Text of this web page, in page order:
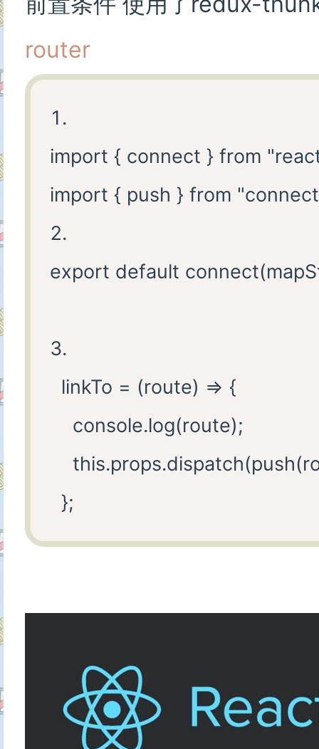
router
1.
import { connect } from
import { push } from
2.
export default
3.
linkTo = (route) => {
console.log(route);